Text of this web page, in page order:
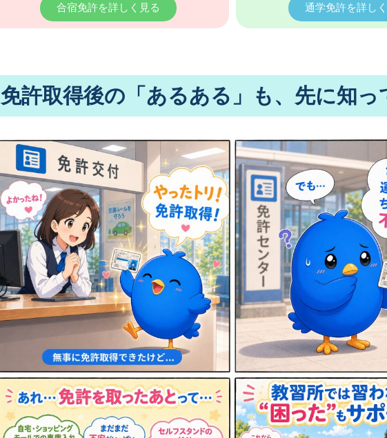
合宿免許を詳しく見る 通学免許を詳し
免許取得後の「あるある」も、先に知っ